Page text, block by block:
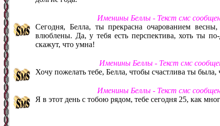
Именины Беллы - Текст смс
Сегодня, Белла, ты прекрасна очарованием
влюблены. Да, у тебя есть перспектива, хоть ты
скажут, что умна!
Именины Беллы - Текст смс
Хочу пожелать тебе, Белла, чтобы счастлива ты
Именины Беллы - Текст смс
Я в этот день с тобою рядом, тебе сегодня 25, как